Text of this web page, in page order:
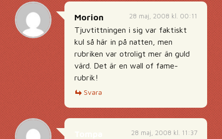
28 maj, 2008 kl. 00:11
Morion
Tjuvtittningen i sig var faktiskt
kul så här in på natten, men
rubriken var otroligt mer än guld
värd. Det är en wall of fame-
rubrik!
Svara
28 maj, 2008 kl. 11:37